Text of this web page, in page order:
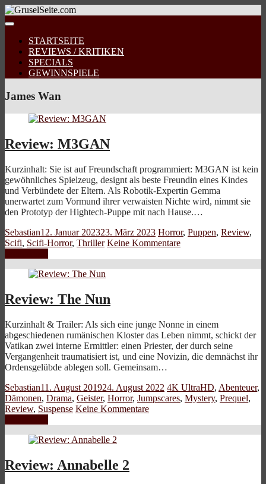
STARTSEITE
REVIEWS / KRITIKEN
SPECIALS
GEWINNSPIELE
James Wan
Review: M3GAN
Kurzinhalt: Sie ist auf Freundschaft programmiert: M3GAN ist kein
gewöhnliches Spielzeug, designt als beste Freundin eines Kindes
und Verbündete der Eltern. Als Robotik-Expertin Gemma
unerwartet zum Vormund ihrer verwaisten Nichte wird, nimmt sie
den Prototyp der Hightech-Puppe mit nach Hause.…
Sebastian12. Januar 202323. März 2023 Horror, Puppen, Review,
Scifi, Scifi-Horror, Thriller Keine Kommentare
Review: The Nun
Kurzinhalt & Trailer: Als sich eine junge Nonne in einem
abgeschiedenen rumänischen Kloster das Leben nimmt, schickt der
Vatikan zwei interne Ermittler: einen Priester, der durch seine
Vergangenheit traumatisiert ist, und eine Novizin, die demnächst ihr
Ordensgelübde ablegen soll. Gemeinsam…
Sebastian11. August 201924. August 2022 4K UltraHD, Abenteuer,
Dämonen, Drama, Geister, Horror, Jumpscares, Mystery, Prequel,
Review, Suspense Keine Kommentare
Review: Annabelle 2